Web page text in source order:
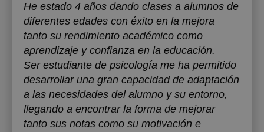
He estado 4 años dando clases a alumnos de
diferentes edades con éxito en la mejora
tanto su rendimiento académico como
aprendizaje y confianza en la educación.
Ser estudiante de psicología me ha permitido
desarrollar una gran capacidad de adaptación
a las necesidades del alumno y su entorno,
llegando a encontrar la forma de mejorar
tanto sus notas como su motivación e